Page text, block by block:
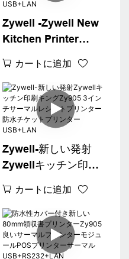
Zywell -Zywell New
Kitchen Printer
Zy905安い3インチサ
ーマルレシートプリ
ンターPOSプリンタ
ーUSB+LAN
カートに追加
Zywell-新しい発射
Zywellキッチン印刷
サーマルレシートプ
リンター防水チケッ
トプリンター
USB+LAN
カートに追加